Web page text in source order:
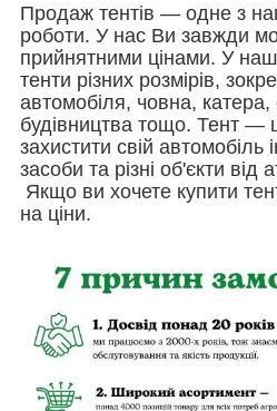
Продаж тентів — одне з
роботи. У нас Ви завжди
прийнятними цінами. У
тенти різних розмірів,
автомобіля, човна, катера,
будівництва тощо. Тент —
захистити свій автомобіль
засоби та різні об'єкти
Якщо ви хочете купити
на ціни.